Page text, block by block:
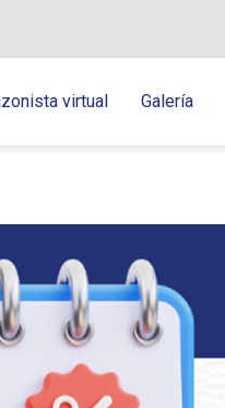
virtual Galería